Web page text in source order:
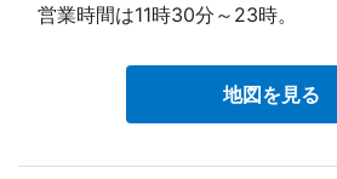
営業時間は11時30分～23時。
地図を見る